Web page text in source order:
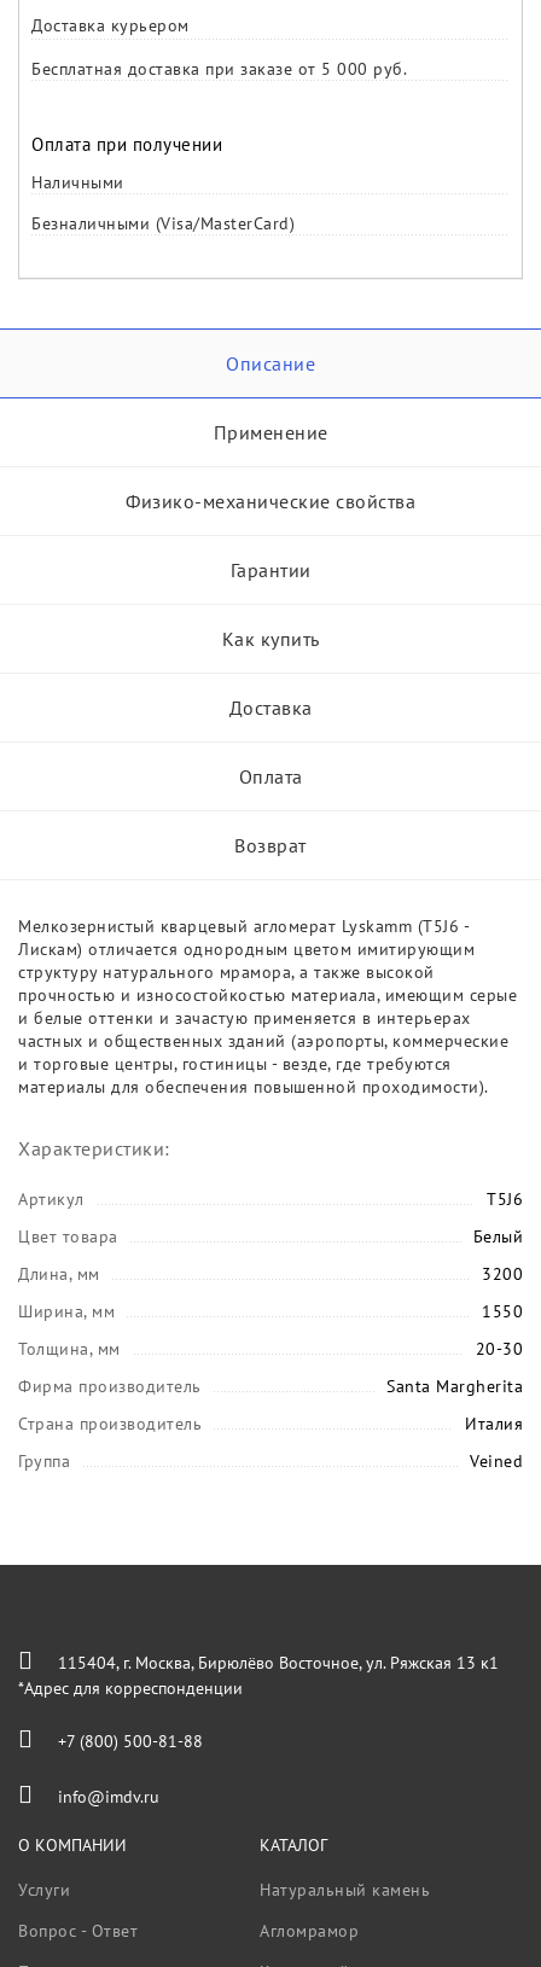
Доставка курьером
Бесплатная доставка при заказе от 5 000 руб.
Оплата при получении
Наличными
Безналичными (Visa/MasterCard)
Описание
Применение
Физико-механические свойства
Гарантии
Как купить
Доставка
Оплата
Возврат
Мелкозернистый кварцевый агломерат Lyskamm (T5J6 -
Лискам) отличается однородным цветом имитирующим
структуру натурального мрамора, а также высокой
прочностью и износостойкостью материала, имеющим серые
и белые оттенки и зачастую применяется в интерьерах
частных и общественных зданий (аэропорты, коммерческие
и торговые центры, гостиницы - везде, где требуются
материалы для обеспечения повышенной проходимости).
Характеристики:
Артикул
T5J6
Цвет товара
Белый
Длина, мм
3200
Ширина, мм
1550
Толщина, мм
20-30
Фирма производитель
Santa Margherita
Страна производитель
Италия
Группа
Veined
115404, г. Москва, Бирюлёво Восточное, ул. Ряжская 13 к1
*Адрес для корреспонденции
+7 (800) 500-81-88
info@imdv.ru
О КОМПАНИИ
Услуги
Вопрос - Ответ
КАТАЛОГ
Натуральный камень
Агломрамор